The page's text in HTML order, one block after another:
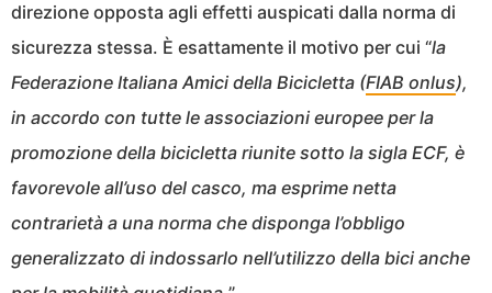
direzione opposta agli effetti auspicati dalla norma di
sicurezza stessa. È esattamente il motivo per cui “la
Federazione Italiana Amici della Bicicletta (FIAB onlus),
in accordo con tutte le associazioni europee per la
promozione della bicicletta riunite sotto la sigla ECF, è
favorevole all’uso del casco, ma esprime netta
contrarietà a una norma che disponga l’obbligo
generalizzato di indossarlo nell’utilizzo della bici anche